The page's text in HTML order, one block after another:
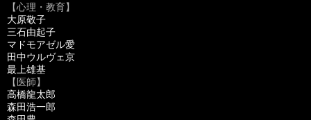
【心理・教育】
大原敬子
三石由起子
マドモアゼル愛
田中ウルヴェ京
最上雄基
【医師】
高橋龍太郎
森田浩一郎